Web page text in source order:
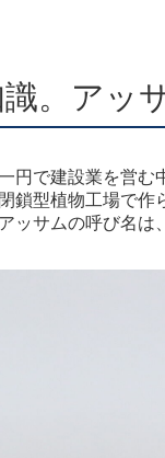
。アッ
円で建設業を営む
鎖型植物工場で
ッサムの呼び名